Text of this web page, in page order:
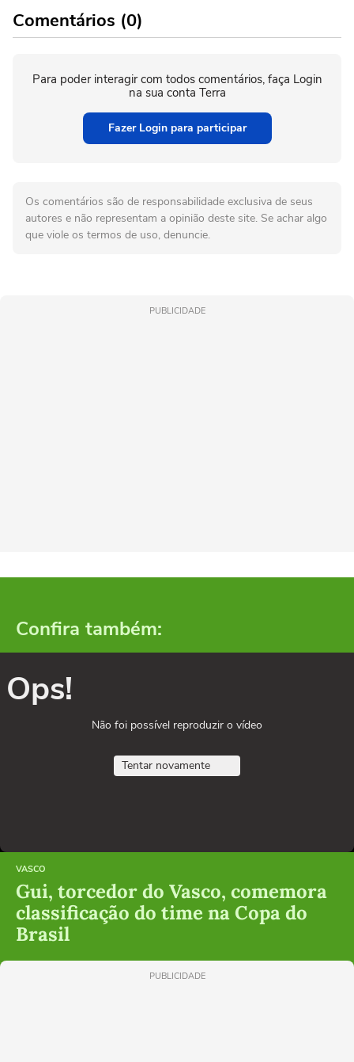
Comentários (0)
Para poder interagir com todos comentários, faça Login
na sua conta Terra
Fazer Login para participar
Os comentários são de responsabilidade exclusiva de seus
autores e não representam a opinião deste site. Se achar algo
que viole os termos de uso, denuncie.
PUBLICIDADE
Confira também:
Ops!
Não foi possível reproduzir o vídeo
Tentar novamente
VASCO
Gui, torcedor do Vasco, comemora
classificação do time na Copa do
Brasil
PUBLICIDADE